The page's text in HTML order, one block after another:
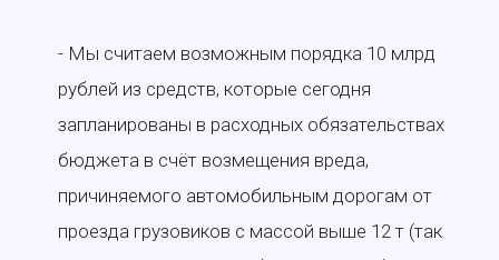
- Мы считаем возможным порядка 10 млрд
рублей из средств, которые сегодня
запланированы в расходных обязательствах
бюджета в счёт возмещения вреда,
причиняемого автомобильным дорогам от
проезда грузовиков с массой выше 12 т (так